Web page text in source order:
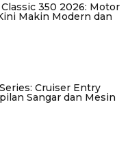
350 2026: Motor
Makin Modern dan
Cruiser Entry
Sangar dan Mesin